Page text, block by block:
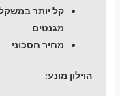
קל יותר
מגנטים
מחיר חסכוני
הוילון מונע: